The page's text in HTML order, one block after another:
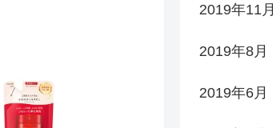
2019年11月
2019年8月
2019年6月